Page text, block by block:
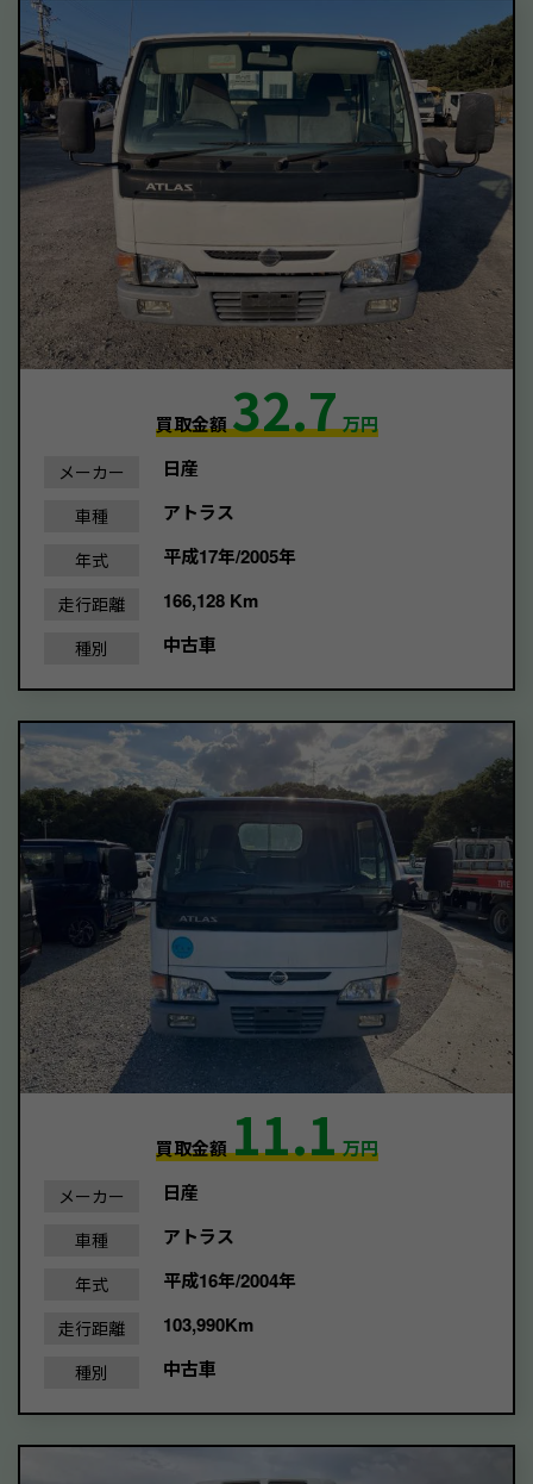
買取金額32.7万円
メーカー 日産
車種 アトラス
年式 平成17年/2005年
走行距離 166,128 Km
種別 中古車
買取金額11.1万円
メーカー 日産
車種 アトラス
年式 平成16年/2004年
走行距離 103,990Km
種別 中古車